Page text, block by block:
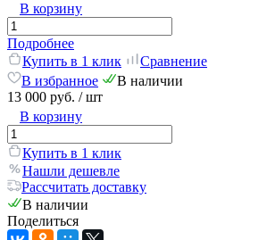
В корзину
Подробнее
Купить в 1 клик
Сравнение
В избранное
В наличии
13 000 руб. / шт
В корзину
Купить в 1 клик
Нашли дешевле
Рассчитать доставку
В наличии
Поделиться